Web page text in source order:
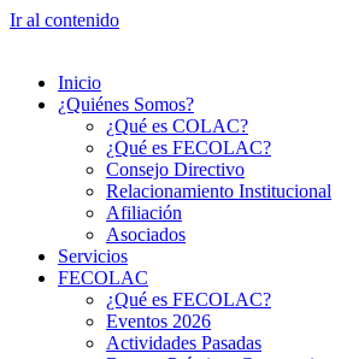
Ir al contenido
Inicio
¿Quiénes Somos?
¿Qué es COLAC?
¿Qué es FECOLAC?
Consejo Directivo
Relacionamiento Institucional
Afiliación
Asociados
Servicios
FECOLAC
¿Qué es FECOLAC?
Eventos 2026
Actividades Pasadas